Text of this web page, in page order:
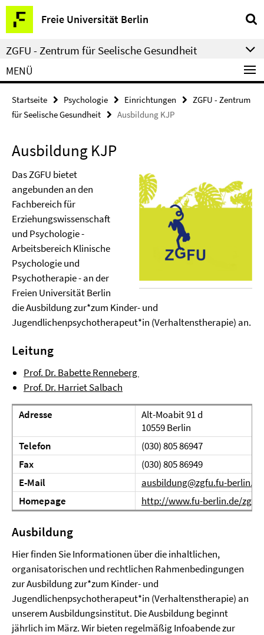
Springe
direkt
zu
Inhalt
Freie Universität Berlin
Service-
Navigation
ZGFU - Zentrum für Seelische Gesundheit
MENÜ
Startseite Psychologie Einrichtungen
ZGFU - Zentrum
für Seelische Gesundheit
Ausbildung KJP
Ausbildung KJP
Das ZGFU bietet
angebunden an den
Fachbereich für
Erziehungswissenschaft
und Psychologie -
Arbeitsbereich Klinische
Psychologie und
Psychotherapie - an der
Freien Universität Berlin
die Ausbildung zur*zum Kinder- und
Jugendlichenpsychotherapeut*in (Verhaltenstherapie) an.
Leitung
Prof. Dr. Babette Renneberg
Prof. Dr. Harriet Salbach
Adresse
Alt-Moabit 91 d
10559 Berlin
Telefon
(030) 805 86947
Fax
(030) 805 86949
E-Mail
ausbildung@zgfu.fu-berlin.de
Homepage
http://www.fu-berlin.de/zgfu
Ausbildung
Hier finden Sie Informationen über die inhaltlichen,
organisatorischen und rechtlichen Rahmenbedingungen
zur Ausbildung zur*zum Kinder- und
Jugendlichenpsychotherapeut*in (Verhaltenstherapie) an
unserem Ausbildungsinstitut. Die Ausbildung beginnt
jährlich im März. Wir bieten regelmäßig Infoabende zur